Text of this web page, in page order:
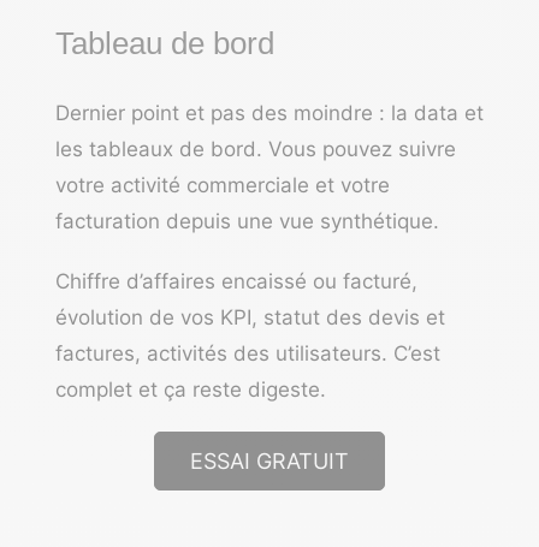
Tableau de bord
Dernier point et pas des moindre : la data et
les tableaux de bord. Vous pouvez suivre
votre activité commerciale et votre
facturation depuis une vue synthétique.
Chiffre d’affaires encaissé ou facturé,
évolution de vos KPI, statut des devis et
factures, activités des utilisateurs. C’est
complet et ça reste digeste.
ESSAI GRATUIT